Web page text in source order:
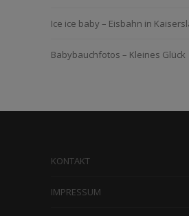
Ice ice baby – Eisbahn in
Babybauchfotos – Kleines Glück
KONTAKT
IMPRESSUM